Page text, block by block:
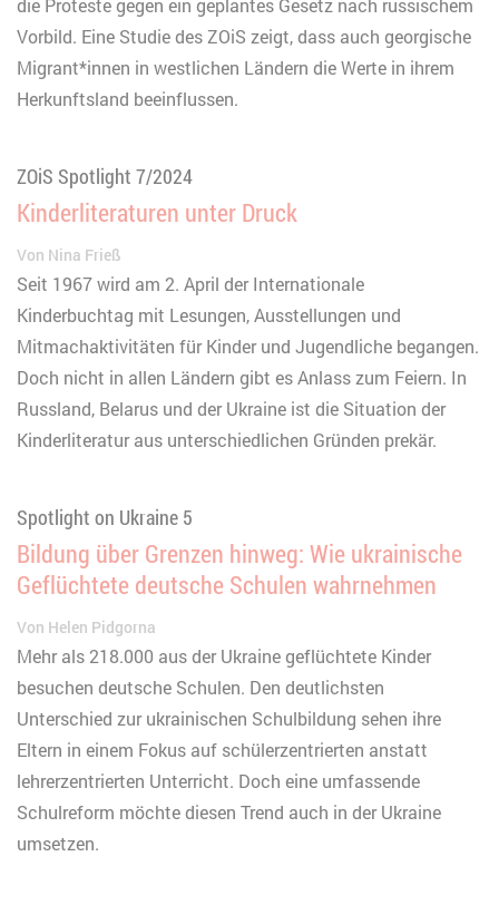
die Proteste gegen ein geplantes Gesetz nach russischem
Vorbild. Eine Studie des ZOiS zeigt, dass auch georgische
Migrant*innen in westlichen Ländern die Werte in ihrem
Herkunftsland beeinflussen.
ZOiS Spotlight 7/2024
Kinderliteraturen unter Druck
Von Nina Frieß
Seit 1967 wird am 2. April der Internationale
Kinderbuchtag mit Lesungen, Ausstellungen und
Mitmachaktivitäten für Kinder und Jugendliche begangen.
Doch nicht in allen Ländern gibt es Anlass zum Feiern. In
Russland, Belarus und der Ukraine ist die Situation der
Kinderliteratur aus unterschiedlichen Gründen prekär.
Spotlight on Ukraine 5
Bildung über Grenzen hinweg: Wie ukrainische
Geflüchtete deutsche Schulen wahrnehmen
Von Helen Pidgorna
Mehr als 218.000 aus der Ukraine geflüchtete Kinder
besuchen deutsche Schulen. Den deutlichsten
Unterschied zur ukrainischen Schulbildung sehen ihre
Eltern in einem Fokus auf schülerzentrierten anstatt
lehrerzentrierten Unterricht. Doch eine umfassende
Schulreform möchte diesen Trend auch in der Ukraine
umsetzen.